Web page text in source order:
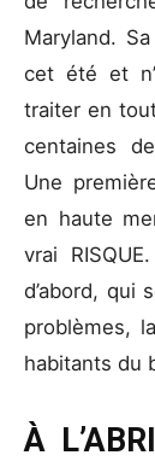
Maryland.
cet été et
traiter en
centaines
Une
en haute
vrai
d’abord, qui
problèmes,
habitants du
À